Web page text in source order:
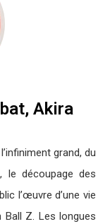
Akira
grand, du
le découpage des
l’œuvre d’une vie
Ball Z. Les longues